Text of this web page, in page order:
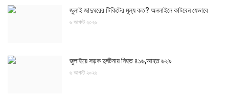
জুলাই জাদুঘরের টিকিটের মূল্য কত? অনলাইনে কাটবেন যেভাবে
৬ আগস্ট ২০২৬
জুলাইয়ে সড়ক দুর্ঘটনায় নিহত ৪১৬,আহত ৬২৯
৬ আগস্ট ২০২৬